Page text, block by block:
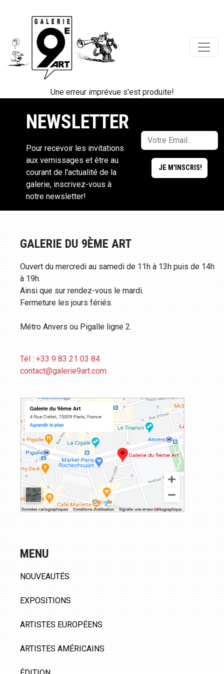
Une erreur imprévue s'est produite!
NEWSLETTER
Pour recevoir les invitations
aux vernissages et être au
courant de l'actualité de la
galerie, inscrivez-vous à
notre newsletter!
GALERIE DU 9ÈME ART
Ouvert du mercredi au samedi de 11h à 13h puis de 14h
à 19h.
Ainsi que sur rendez-vous le mardi.
Fermeture les jours fériés.
Métro Anvers ou Pigalle ligne 2.
Tél : +33 9 83 21 03 84
contact@galerie9art.com
MENU
NOUVEAUTÉS
EXPOSITIONS
ARTISTES EUROPÉENS
ARTISTES AMÉRICAINS